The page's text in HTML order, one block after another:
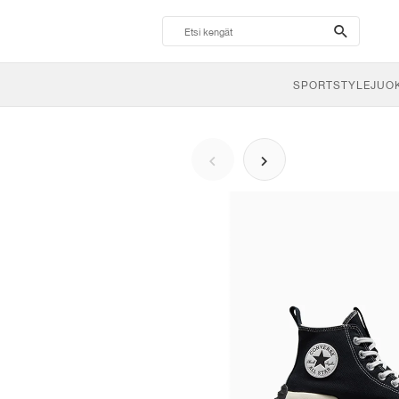
search-
btn
SPORTSTYLE